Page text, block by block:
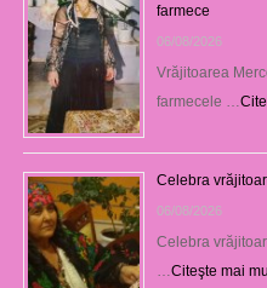
farmece
06/08/2026
Vrăjitoarea
farmecele …
Celebra
06/08/2026
Celebra
Citeşte mai